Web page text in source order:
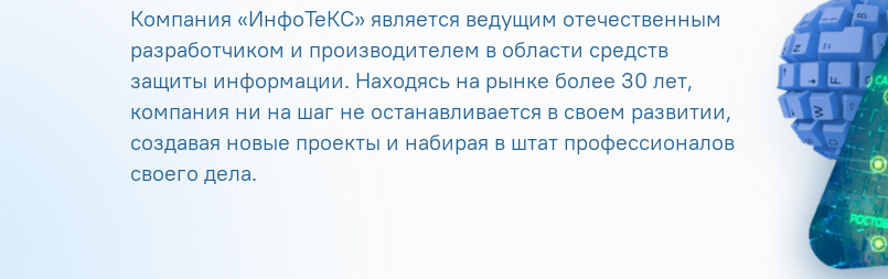
Компания «ИнфоТеКС» является ведущим отечественным
разработчиком и производителем в области средств
защиты информации. Находясь на рынке более 30 лет,
компания ни на шаг не останавливается в своем развитии,
создавая новые проекты и набирая в штат профессионалов
своего дела.